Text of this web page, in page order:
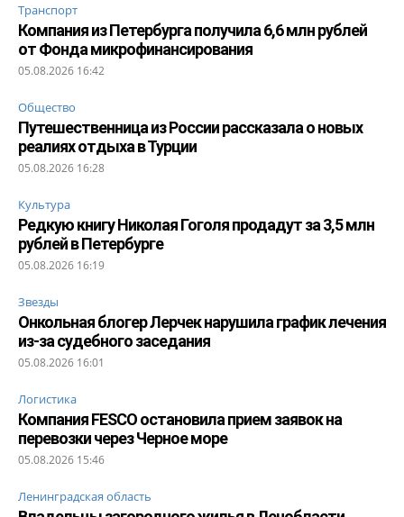
Транспорт
Компания из Петербурга получила 6,6 млн рублей
от Фонда микрофинансирования
05.08.2026 16:42
Общество
Путешественница из России рассказала о новых
реалиях отдыха в Турции
05.08.2026 16:28
Культура
Редкую книгу Николая Гоголя продадут за 3,5 млн
рублей в Петербурге
05.08.2026 16:19
Звезды
Онкольная блогер Лерчек нарушила график лечения
из-за судебного заседания
05.08.2026 16:01
Логистика
Компания FESCO остановила прием заявок на
перевозки через Черное море
05.08.2026 15:46
Ленинградская область